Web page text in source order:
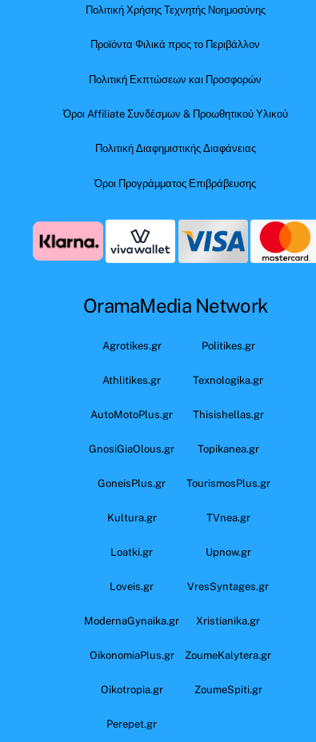
Πολιτική Χρήσης Τεχνητής Νοημοσύνης
Προϊόντα Φιλικά προς το Περιβάλλον
Πολιτική Εκπτώσεων και Προσφορών
Όροι Affiliate Συνδέσμων & Προωθητικού Υλικού
Πολιτική Διαφημιστικής Διαφάνειας
Όροι Προγράμματος Επιβράβευσης
OramaMedia Network
Agrotikes.gr Politikes.gr
Athlitikes.gr Texnologika.gr
AutoMotoPlus.gr Thisishellas.gr
GnosiGiaOlous.gr Topikanea.gr
GoneisPlus.gr TourismosPlus.gr
Kultura.gr TVnea.gr
Loatki.gr Upnow.gr
Loveis.gr VresSyntages.gr
ModernaGynaika.gr Xristianika.gr
OikonomiaPlus.gr ZoumeKalytera.gr
Oikotropia.gr ZoumeSpiti.gr
Perepet.gr